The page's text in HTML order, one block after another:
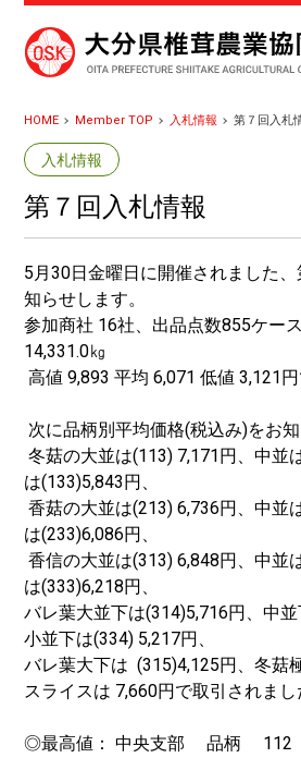
HOME Member TOP 入札情報 第７回入札
入札情報
第７回入札情報
5月30日金曜日に開催されました
知らせします。
参加商社 16社、出品点数855ケー
14,331.0㎏
高値 9,893 平均 6,071 低値 3,121
次に品柄別平均価格(税込み)をお知
冬菇の大並は(113) 7,171円、中並
は(133)5,843円、
香菇の大並は(213) 6,736円、中並
は(233)6,086円、
香信の大並は(313) 6,848円、中並
は(333)6,218円、
バレ葉大並下は(314)5,716円、中並
小並下は(334) 5,217円、
バレ葉大下は (315)4,125円、冬菇
スライスは 7,660円で取引されまし
◎最高値： 中央支部 品柄 112